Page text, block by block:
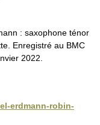
: saxophone ténor
Enregistré au BMC
2022.
erdmann-robin-